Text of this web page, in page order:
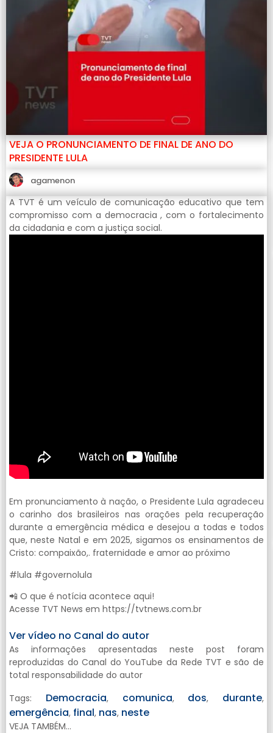
VEJA O PRONUNCIAMENTO DE FINAL DE ANO DO
PRESIDENTE LULA
agamenon
A TVT é um veículo de comunicação educativo que tem
compromisso com a democracia , com o fortalecimento
da cidadania e com a justiça social.
Em pronunciamento à nação, o Presidente Lula agradeceu
o carinho dos brasileiros nas orações pela recuperação
durante a emergência médica e desejou a todas e todos
que, neste Natal e em 2025, sigamos os ensinamentos de
Cristo: compaixão,. fraternidade e amor ao próximo
#lula #governolula
📲 O que é notícia acontece aqui!
Acesse TVT News em https://tvtnews.com.br
Ver vídeo no Canal do autor
As informações apresentadas neste post foram
reproduzidas do Canal do YouTube da Rede TVT e são de
total responsabilidade do autor
Tags: Democracia, comunica, dos, durante,
emergência, final, nas, neste
VEJA TAMBÉM...